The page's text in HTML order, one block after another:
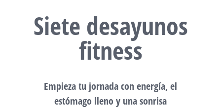
Siete desayunos
fitness
Empieza tu jornada con energía, el
estómago lleno y una sonrisa